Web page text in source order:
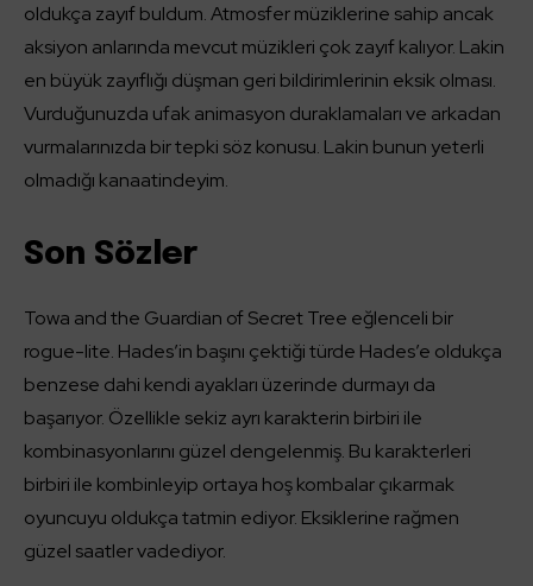
oldukça zayıf buldum. Atmosfer müziklerine sahip ancak
aksiyon anlarında mevcut müzikleri çok zayıf kalıyor. Lakin
en büyük zayıflığı düşman geri bildirimlerinin eksik olması.
Vurduğunuzda ufak animasyon duraklamaları ve arkadan
vurmalarınızda bir tepki söz konusu. Lakin bunun yeterli
olmadığı kanaatindeyim.
Son Sözler
Towa and the Guardian of Secret Tree eğlenceli bir
rogue-lite. Hades’in başını çektiği türde Hades’e oldukça
benzese dahi kendi ayakları üzerinde durmayı da
başarıyor. Özellikle sekiz ayrı karakterin birbiri ile
kombinasyonlarını güzel dengelenmiş. Bu karakterleri
birbiri ile kombinleyip ortaya hoş kombalar çıkarmak
oyuncuyu oldukça tatmin ediyor. Eksiklerine rağmen
güzel saatler vadediyor.